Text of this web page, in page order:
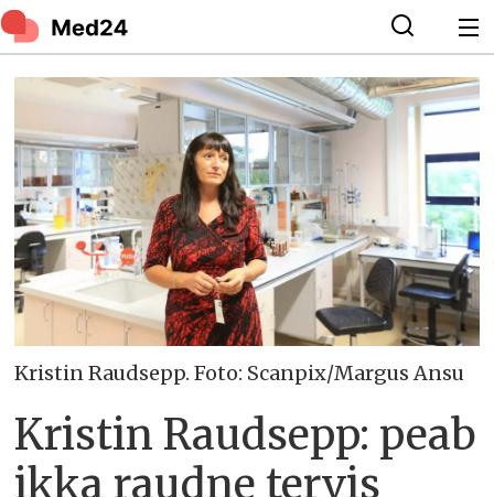
Kristin Raudsepp. Foto: Scanpix/Margus Ansu
Kristin Raudsepp: peab
ikka raudne tervis